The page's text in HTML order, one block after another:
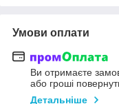
Умови оплати
Ви отримаєте
або гроші
Детальніше